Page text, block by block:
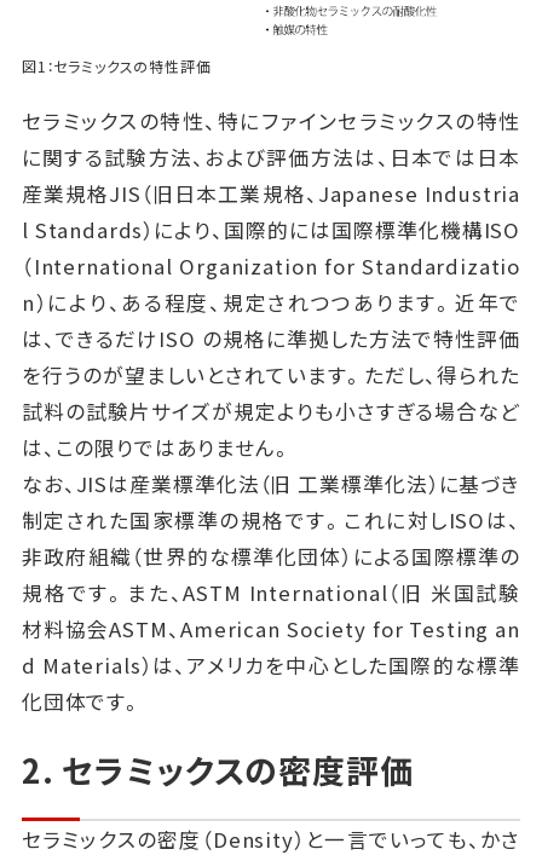
図1：セラミックスの特性評価
セラミックスの特性、特にファインセラミックスの特性
に関する試験方法、および評価方法は、日本では日本
産業規格JIS（旧日本工業規格、Japanese Industria
l Standards）により、国際的には国際標準化機構ISO
（International Organization for Standardizatio
n）により、ある程度、規定されつつあります。近年で
は、できるだけISO の規格に準拠した方法で特性評価
を行うのが望ましいとされています。ただし、得られた
試料の試験片サイズが規定よりも小さすぎる場合など
は、この限りではありません。
なお、JISは産業標準化法（旧 工業標準化法）に基づき
制定された国家標準の規格です。これに対しISOは、
非政府組織（世界的な標準化団体）による国際標準の
規格です。また、ASTM International（旧 米国試験
材料協会ASTM、American Society for Testing an
d Materials）は、アメリカを中心とした国際的な標準
化団体です。
2. セラミックスの密度評価
セラミックスの密度（Density）と一言でいっても、かさ